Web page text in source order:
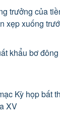
trưởng của
xẹp xuống
khẩu bơ
Kỳ họp bất
XV